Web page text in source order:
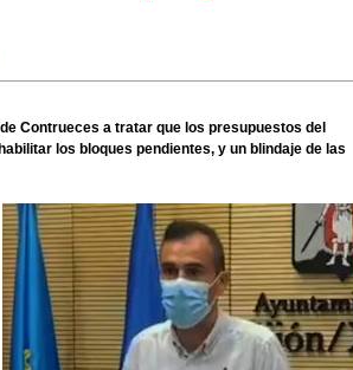
Contrueces a tratar que los presupuestos del
los bloques pendientes, y un blindaje de las